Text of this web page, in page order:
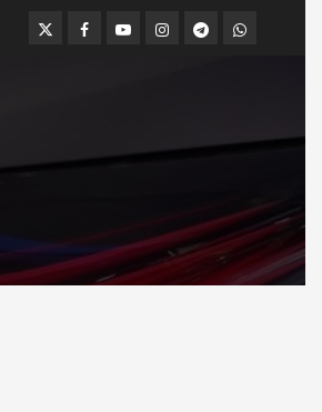
TwitterFacebook
YoutubeInstagram
TelegramWhatsApp